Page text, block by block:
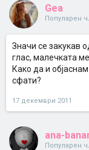
Gea
Популарен
Значи се закукав
глас, малечката
Како да и
сфати?
17 декември 2011
ana-
Популарен